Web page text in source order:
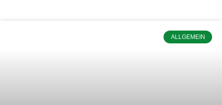
ALLGEMEIN